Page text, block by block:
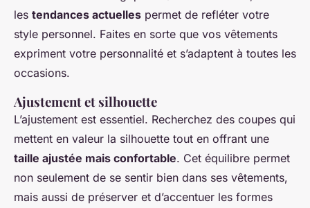
les tendances actuelles permet de refléter votre
style personnel. Faites en sorte que vos vêtements
expriment votre personnalité et s’adaptent à toutes les
occasions.
Ajustement et silhouette
L’ajustement est essentiel. Recherchez des coupes qui
mettent en valeur la silhouette tout en offrant une
taille ajustée mais confortable. Cet équilibre permet
non seulement de se sentir bien dans ses vêtements,
mais aussi de préserver et d’accentuer les formes